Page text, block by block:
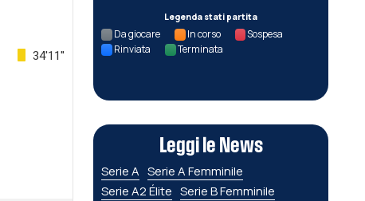
34'11''
Legenda stati partita
Da giocare In corso
Sospesa
Rinviata
Terminata
Leggi le News
Serie A Serie A Femminile
Serie A2 Élite Serie B Femminile